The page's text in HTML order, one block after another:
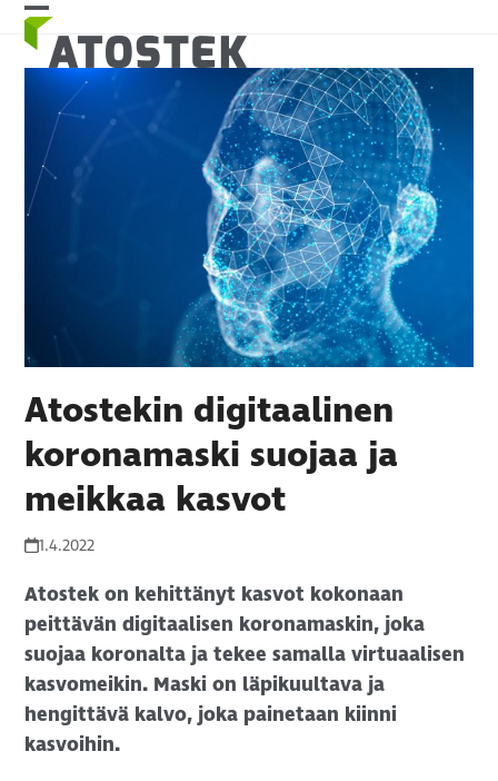
Skip
content
Open
mobile
menu
Close
mobile
menu
Atostekin digitaalinen
koronamaski suojaa ja
meikkaa kasvot
1.4.2022
Atostek on kehittänyt kasvot kokonaan
peittävän digitaalisen koronamaskin, joka
suojaa koronalta ja tekee samalla virtuaalisen
kasvomeikin. Maski on läpikuultava ja
hengittävä kalvo, joka painetaan kiinni
kasvoihin.